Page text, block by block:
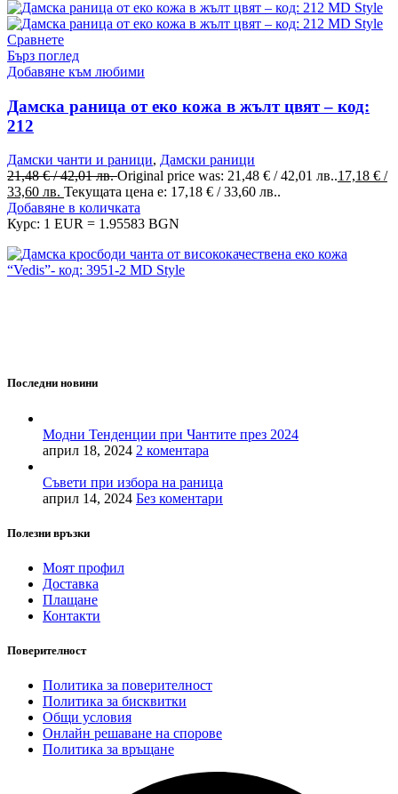
Сравнете
Бърз поглед
Добавяне към любими
Дамска раница от еко кожа в жълт цвят – код:
212
Дамски чанти и раници, Дамски раници
21,48€/ 42,01 лв.Original price was: 21,48 € / 42,01 лв..17,18 € /
33,60 лв. Текущата цена е: 17,18 € / 33,60 лв..
Добавяне в количката
Курс: 1 EUR = 1.95583 BGN
Последни новини
Модни Тенденции при Чантите през 2024
април 18, 2024 2 коментара
Съвети при избора на раница
април 14, 2024 Без коментари
Полезни връзки
Моят профил
Доставка
Плащане
Контакти
Поверителност
Политика за поверителност
Политика за бисквитки
Общи условия
Онлайн решаване на спорове
Политика за връщане